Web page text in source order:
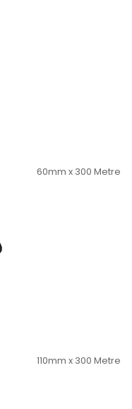
60mm x 300 Metre
110mm x 300 Metre